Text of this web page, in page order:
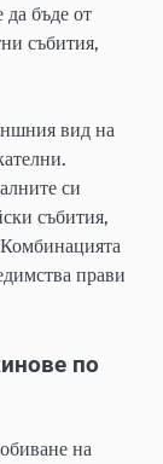
бъде от
събития,
вид на
си
събития,
прави
по
на